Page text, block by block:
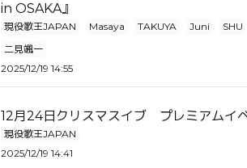
in OSAKA』
現役歌王JAPAN Masaya TAKUYA Juni SHU
二見颯一
2025/12/19 14:55
12月24日クリスマスイブ プレミアムイ
現役歌王JAPAN
2025/12/19 14:41